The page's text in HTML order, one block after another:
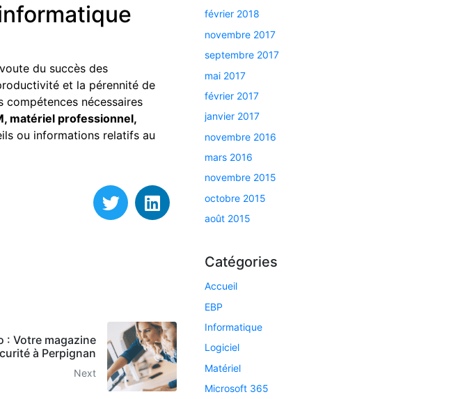
du succès des
et la pérennité de
compétences nécessaires
matériel professionnel,
ou informations relatifs au
: Votre magazine
à Perpignan
Next
février 2018
novembre 2017
septembre 2017
mai 2017
février 2017
janvier 2017
novembre 2016
mars 2016
novembre 2015
octobre 2015
août 2015
Catégories
Accueil
EBP
Informatique
Logiciel
Matériel
Microsoft 365